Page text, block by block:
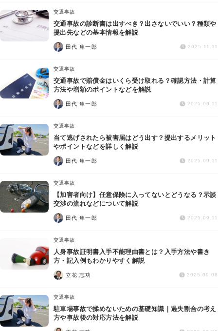
交通事故
交通事故の診断書は出すべき？出さないでいい？種類や
提出先などの基本情報を解説
田代 隼一郎 2025.11.11
交通事故
交通事故で賠償金はいくら受け取れる？確認方法・計算
方法や増額のポイントなどを解説
田代 隼一郎 2025.09.11
交通事故
当て逃げされたら被害届はどう出す？提出するメリット
やポイントなどを詳しく解説
田代 隼一郎 2025.09.11
交通事故
【加害者向け】任意保険に入ってないとどうなる？示談
交渉の流れなどについて解説
田代 隼一郎 2025.09.11
交通事故
人身事故証明書入手不能理由書とは？入手方法や書き
方・記入例もわかりやすく解説
立花 志功 2025.09.08
交通事故
駐車場事故で揉めないための基礎知識｜過失割合の考え
方や事故後の対応方法を解説